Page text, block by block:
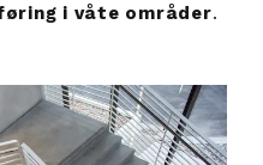
i våte områder.